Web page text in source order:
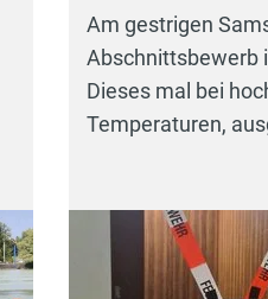
Am gestrigen
Abschnittsbewerb
Dieses mal bei
Temperaturen,